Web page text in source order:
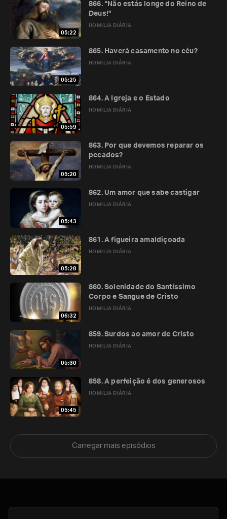
05:22
HOMILIA DIÁRIA
866. “Não estás longe do Reino de
Deus!”
05:25
HOMILIA DIÁRIA
865. Haverá casamento no céu?
05:59
HOMILIA DIÁRIA
864. A Igreja e o Estado
05:20
HOMILIA DIÁRIA
863. Por que devemos reparar os
pecados?
05:43
HOMILIA DIÁRIA
862. Um amor que sabe castigar
05:28
HOMILIA DIÁRIA
861. A figueira amaldiçoada
06:32
HOMILIA DIÁRIA
860. Solenidade do Santíssimo
Corpo e Sangue de Cristo
05:30
HOMILIA DIÁRIA
859. Surdos ao amor de Cristo
05:45
HOMILIA DIÁRIA
858. A perfeição é dos generosos
Carregar mais episódios